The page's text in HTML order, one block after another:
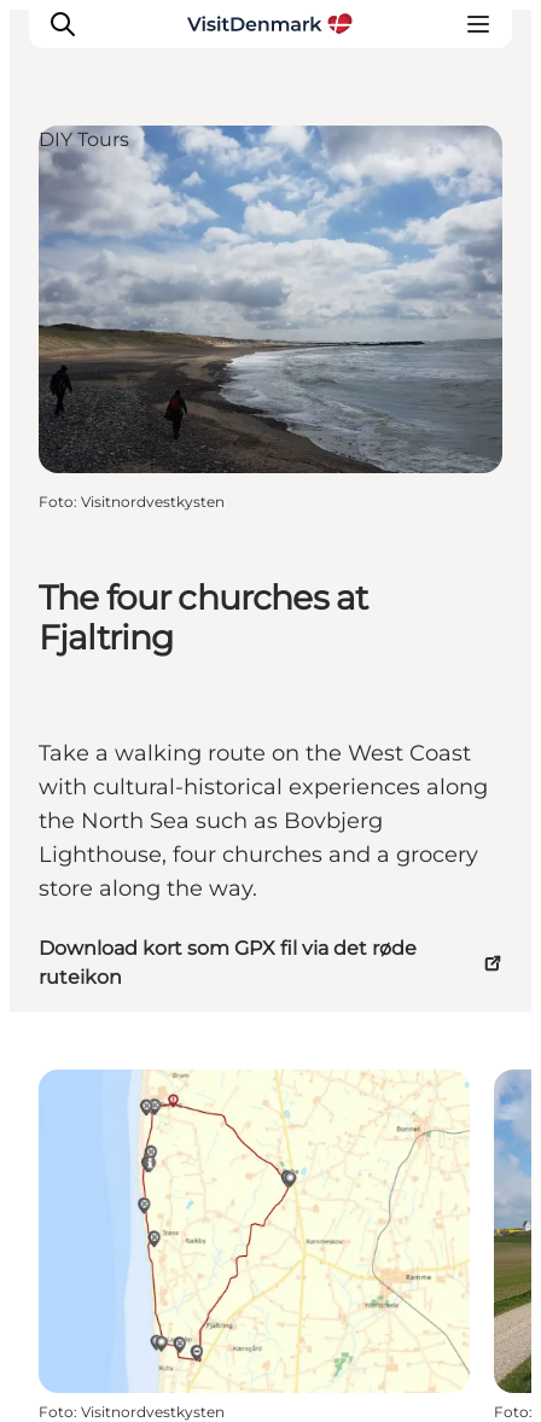
Ispirazioni
Dove andare
Cosa fare
Dove dormire
Pianifica il viaggio
The four churches at
Fjaltring
Take a walking route on the West Coast
with cultural-historical experiences along
the North Sea such as Bovbjerg
Lighthouse, four churches and a grocery
store along the way.
Download kort som GPX fil via det røde
ruteikon
DIY Tours
Foto: Visitnordvestkysten
Foto: Visitnordvestkysten Foto: